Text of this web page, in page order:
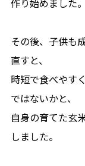
作り始めました。
その後、子供も
直すと、
時短で食べやす
ではないかと、
自身の育てた玄
しました。